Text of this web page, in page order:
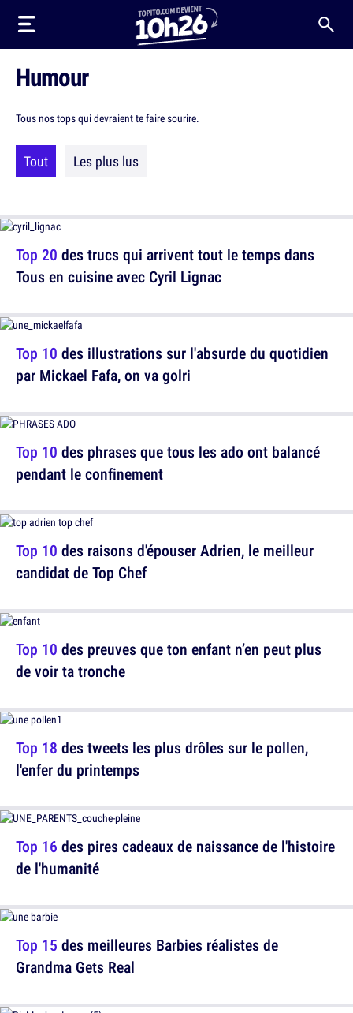
Humour
Tous nos tops qui devraient te faire sourire.
Tout Les plus lus
Top 20 des trucs qui arrivent tout le temps dans
Tous en cuisine avec Cyril Lignac
Top 10 des phrases que tous les ado ont balancé
pendant le confinement
Top 10 des preuves que ton enfant n’en peut plus
de voir ta tronche
Top 16 des pires cadeaux de naissance de l'histoire
de l'humanité
Top 10 des illustrations sur l'absurde du quotidien
par Mickael Fafa, on va golri
Top 10 des raisons d'épouser Adrien, le meilleur
candidat de Top Chef
Top 18 des tweets les plus drôles sur le pollen,
l'enfer du printemps
Top 15 des meilleures Barbies réalistes de
Grandma Gets Real